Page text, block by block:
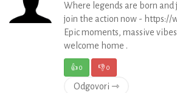
Where legends are born and
join the action now - https://
Epic moments, massive
welcome home .
👍0 👎0
Odgovori ⇾